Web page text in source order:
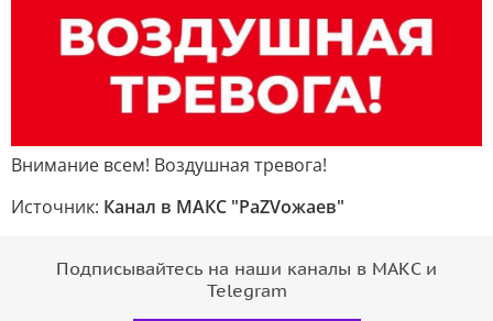
Внимание всем! Воздушная тревога!
Источник: Канал в МАКС "РаZVожаев"
Подписывайтесь на наши каналы в МАКС и
Telegram